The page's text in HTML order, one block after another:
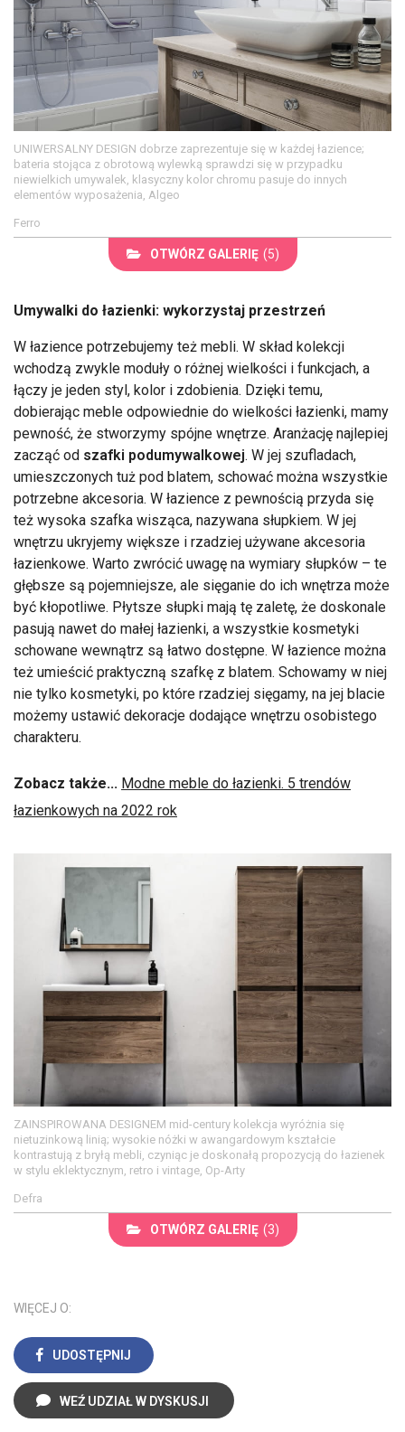
UNIWERSALNY DESIGN dobrze zaprezentuje się w każdej łazience;
bateria stojąca z obrotową wylewką sprawdzi się w przypadku
niewielkich umywalek, klasyczny kolor chromu pasuje do innych
elementów wyposażenia, Algeo
Ferro
OTWÓRZ GALERIĘ (5)
Umywalki do łazienki: wykorzystaj przestrzeń
W łazience potrzebujemy też mebli. W skład kolekcji
wchodzą zwykle moduły o różnej wielkości i funkcjach, a
łączy je jeden styl, kolor i zdobienia. Dzięki temu,
dobierając meble odpowiednie do wielkości łazienki, mamy
pewność, że stworzymy spójne wnętrze. Aranżację najlepiej
zacząć od szafki podumywalkowej. W jej szufladach,
umieszczonych tuż pod blatem, schować można wszystkie
potrzebne akcesoria. W łazience z pewnością przyda się
też wysoka szafka wisząca, nazywana słupkiem. W jej
wnętrzu ukryjemy większe i rzadziej używane akcesoria
łazienkowe. Warto zwrócić uwagę na wymiary słupków – te
głębsze są pojemniejsze, ale sięganie do ich wnętrza może
być kłopotliwe. Płytsze słupki mają tę zaletę, że doskonale
pasują nawet do małej łazienki, a wszystkie kosmetyki
schowane wewnątrz są łatwo dostępne. W łazience można
też umieścić praktyczną szafkę z blatem. Schowamy w niej
nie tylko kosmetyki, po które rzadziej sięgamy, na jej blacie
możemy ustawić dekoracje dodające wnętrzu osobistego
charakteru.
Zobacz także... Modne meble do łazienki. 5 trendów
łazienkowych na 2022 rok
ZAINSPIROWANA DESIGNEM mid-century kolekcja wyróżnia się
nietuzinkową linią; wysokie nóżki w awangardowym kształcie
kontrastują z bryłą mebli, czyniąc je doskonałą propozycją do łazienek
w stylu eklektycznym, retro i vintage, Op-Arty
Defra
OTWÓRZ GALERIĘ (3)
WIĘCEJ O:
UDOSTĘPNIJ
WEŹ UDZIAŁ W DYSKUSJI